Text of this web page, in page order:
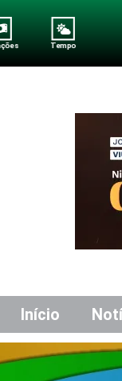
Tempo
Início